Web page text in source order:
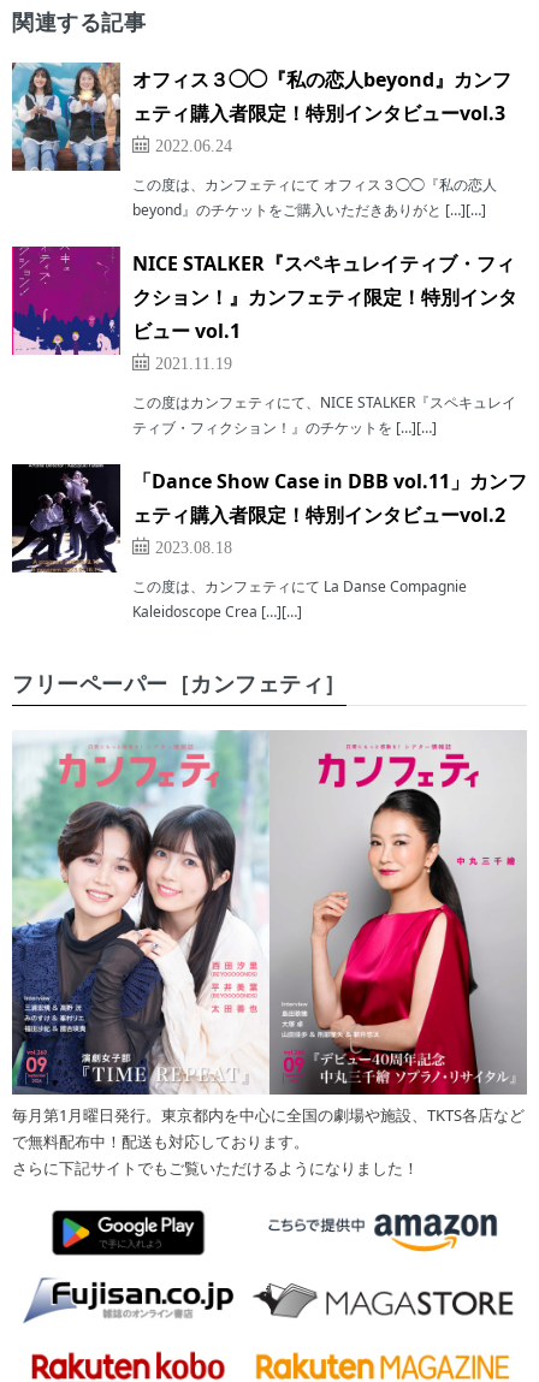
関連する記事
オフィス３◯◯『私の恋人beyond』カンフ
ェティ購入者限定！特別インタビューvol.3
2022.06.24
この度は、カンフェティにて オフィス３◯◯『私の恋人
beyond』のチケットをご購入いただきありがと […][…]
NICE STALKER『スペキュレイティブ・フィ
クション！』カンフェティ限定！特別インタ
ビュー vol.1
2021.11.19
この度はカンフェティにて、NICE STALKER『スペキュレイ
ティブ・フィクション！』のチケットを […][…]
「Dance Show Case in DBB vol.11」カンフ
ェティ購入者限定！特別インタビューvol.2
2023.08.18
この度は、カンフェティにて La Danse Compagnie
Kaleidoscope Crea […][…]
フリーペーパー［カンフェティ］
毎月第1月曜日発行。東京都内を中心に全国の劇場や施設、TKTS各店など
で無料配布中！配送も対応しております。
さらに下記サイトでもご覧いただけるようになりました！